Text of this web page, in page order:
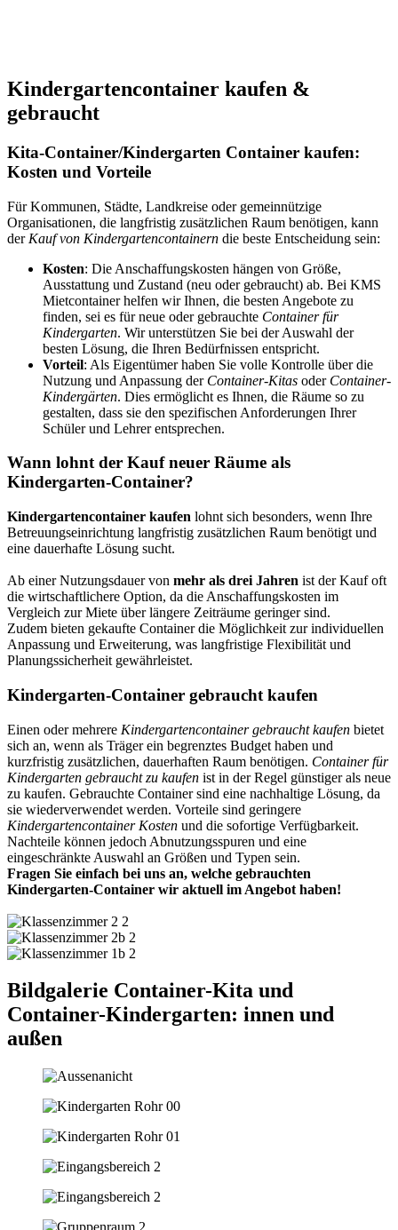
Kindergartencontainer kaufen &
gebraucht
Kita-Container/Kindergarten Container kaufen:
Kosten und Vorteile
Für Kommunen, Städte, Landkreise oder gemeinnützige
Organisationen, die langfristig zusätzlichen Raum benötigen, kann
der Kauf von Kindergartencontainern die beste Entscheidung sein:
Kosten: Die Anschaffungskosten hängen von Größe,
Ausstattung und Zustand (neu oder gebraucht) ab. Bei KMS
Mietcontainer helfen wir Ihnen, die besten Angebote zu
finden, sei es für neue oder gebrauchte Container für
Kindergarten. Wir unterstützen Sie bei der Auswahl der
besten Lösung, die Ihren Bedürfnissen entspricht.
Vorteil: Als Eigentümer haben Sie volle Kontrolle über die
Nutzung und Anpassung der Container-Kitas oder Container-
Kindergärten. Dies ermöglicht es Ihnen, die Räume so zu
gestalten, dass sie den spezifischen Anforderungen Ihrer
Schüler und Lehrer entsprechen.
Wann lohnt der Kauf neuer Räume als
Kindergarten-Container?
Kindergartencontainer kaufen lohnt sich besonders, wenn Ihre
Betreuungseinrichtung langfristig zusätzlichen Raum benötigt und
eine dauerhafte Lösung sucht.
Ab einer Nutzungsdauer von mehr als drei Jahren ist der Kauf oft
die wirtschaftlichere Option, da die Anschaffungskosten im
Vergleich zur Miete über längere Zeiträume geringer sind.
Zudem bieten gekaufte Container die Möglichkeit zur individuellen
Anpassung und Erweiterung, was langfristige Flexibilität und
Planungssicherheit gewährleistet.
Kindergarten-Container gebraucht kaufen
Einen oder mehrere Kindergartencontainer gebraucht kaufen bietet
sich an, wenn als Träger ein begrenztes Budget haben und
kurzfristig zusätzlichen, dauerhaften Raum benötigen. Container für
Kindergarten gebraucht zu kaufen ist in der Regel günstiger als neue
zu kaufen. Gebrauchte Container sind eine nachhaltige Lösung, da
sie wiederverwendet werden. Vorteile sind geringere
Kindergartencontainer Kosten und die sofortige Verfügbarkeit.
Nachteile können jedoch Abnutzungsspuren und eine
eingeschränkte Auswahl an Größen und Typen sein.
Fragen Sie einfach bei uns an, welche gebrauchten
Kindergarten-Container wir aktuell im Angebot haben!
Bildgalerie Container-Kita und
Container-Kindergarten: innen und
außen